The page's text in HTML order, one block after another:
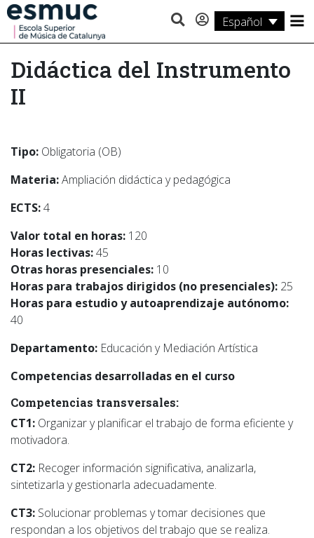
Español
Estudios
Investigación
Servicios
Didáctica del Instrumento
II
Tipo: Obligatoria (OB)
Materia:Ampliación didáctica y pedagógica
ECTS:4
Valor total en horas: 120
Horas lectivas:45
Otras horas presenciales: 10
Horas para trabajos dirigidos (no presenciales): 25
Horas para estudio y autoaprendizaje autónomo:
40
Departamento: Educación y Mediación Artística
Competencias desarrolladas en el curso
Competencias transversales:
CT1: Organizar y planificar el trabajo de forma eficiente y
motivadora.
CT2: Recoger información significativa, analizarla,
sintetizarla y gestionarla adecuadamente.
CT3: Solucionar problemas y tomar decisiones que
respondan a los objetivos del trabajo que se realiza.